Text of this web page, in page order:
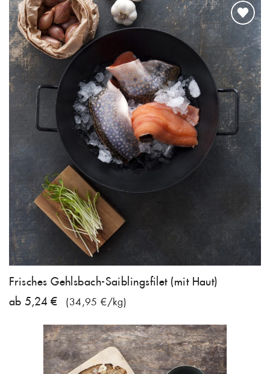
Frisches Gehlsbach-Saiblingsfilet (mit Haut)
ab 5,24 €
(34,95 €/kg)